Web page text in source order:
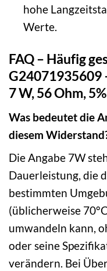
hohe
Werte.
FAQ – Häufig
G24071935609
7 W, 56 Ohm, 5%
Was bedeutet die
diesem
Die Angabe 7W
Dauerleistung, die
bestimmten
(üblicherweise
umwandeln kann,
oder seine
verändern. Bei